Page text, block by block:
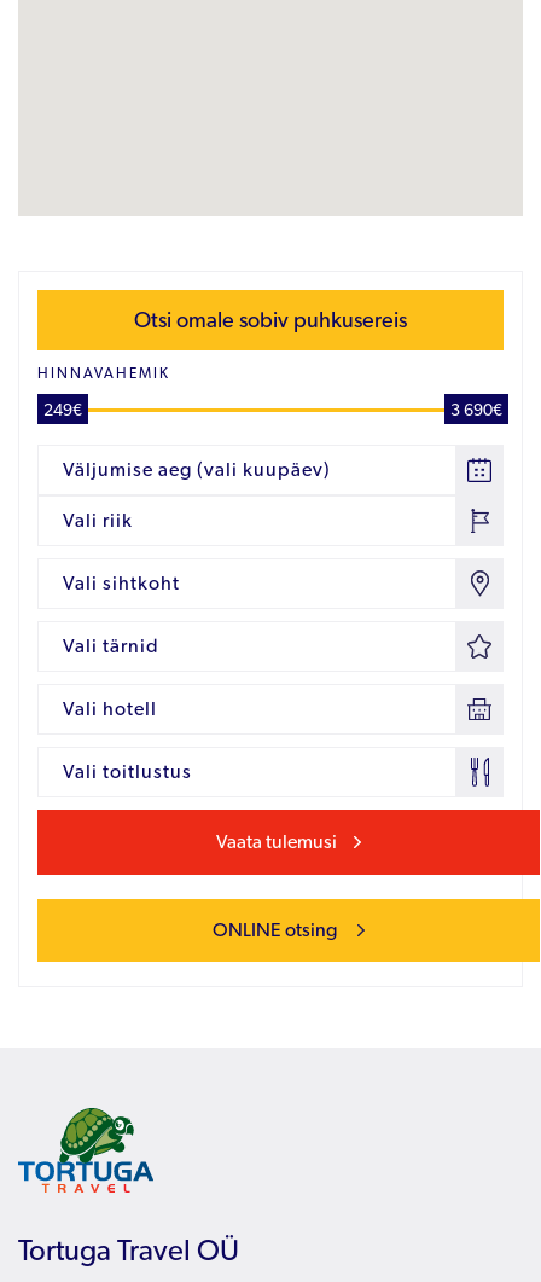
Otsi omale sobiv puhkusereis
HINNAVAHEMIK
249€ 3 690€
Väljumise aeg (vali kuupäev)
Vali riik
Vali sihtkoht
Vali tärnid
Vali hotell
Vali toitlustus
Vaata tulemusi
ONLINE otsing
Tortuga Travel OÜ